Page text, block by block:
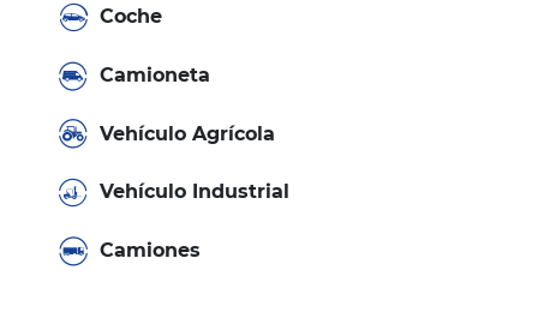
Coche
Camioneta
Vehículo Agrícola
Vehículo Industrial
Camiones